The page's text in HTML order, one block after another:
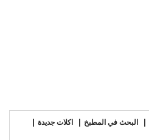
البحث في المطبخ
اكلات جديدة